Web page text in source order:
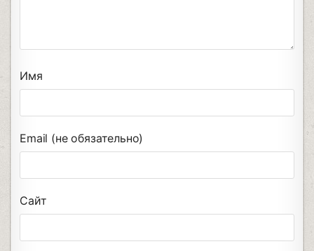
Имя
Email (не обязательно)
Сайт